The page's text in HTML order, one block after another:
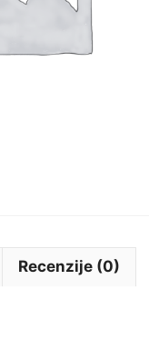
Recenzije (0)